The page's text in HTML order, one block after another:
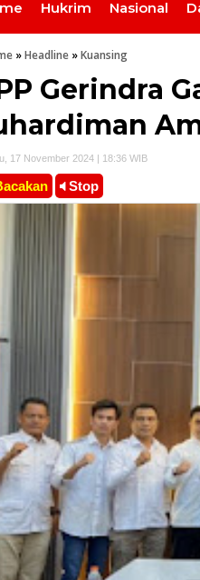
Hukrim Nasional
»Headline »Kuansing
Gerindra
17 November 2024 | 18:36 WIB
Stop